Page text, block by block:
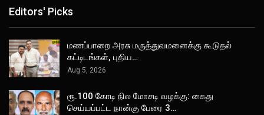
Editors' Picks
மணப்பாறை அரசு மருத்துவமனைக்கு கூடுதல்
கட்டிடங்கள், புதிய…
Aug 5, 2026
ரூ.100 கோடி நில மோசடி வழக்கு: கைது
செய்யப்பட்ட நான்கு பேரை 3…